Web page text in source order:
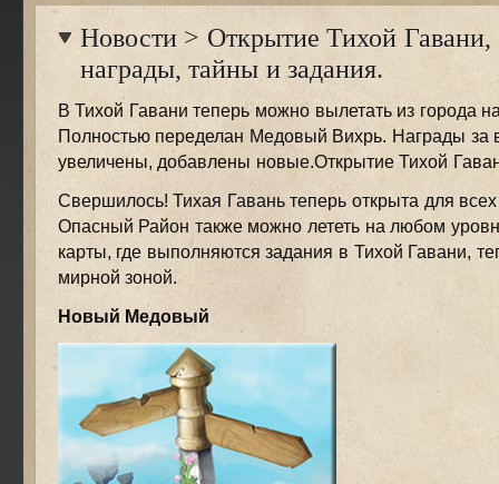
Новости> Открытие Тихой
награды, тайны и задания.
В Тихой Гавани теперь можно вылетать из города
Полностью переделан Медовый Вихрь. Награды за
увеличены, добавлены новые.Открытие Тихой
Свершилось! Тихая Гавань теперь открыта для
Опасный Район также можно лететь на любом
карты, где выполняются задания в Тихой Гавани,
мирной зоной.
Новый Медовый